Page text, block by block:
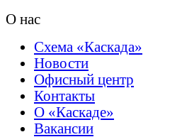
О нас
Схема «Каскада»
Новости
Офисный центр
Контакты
О «Каскаде»
Вакансии